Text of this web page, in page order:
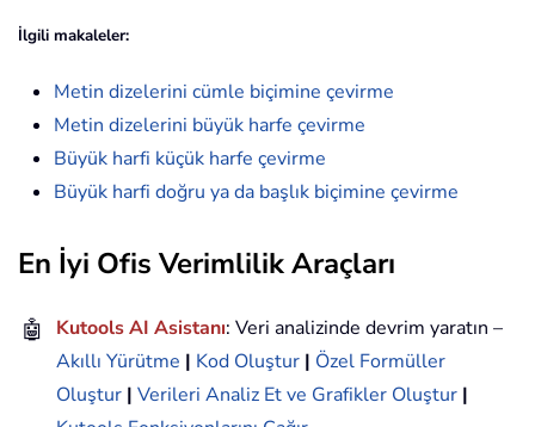
İlgili makaleler:
Metin dizelerini cümle biçimine çevirme
Metin dizelerini büyük harfe çevirme
Büyük harfi küçük harfe çevirme
Büyük harfi doğru ya da başlık biçimine çevirme
En İyi Ofis Verimlilik Araçları
🤖 Kutools AI Asistanı: Veri analizinde devrim yaratın –
Akıllı Yürütme | Kod Oluştur | Özel Formüller
Oluştur | Verileri Analiz Et ve Grafikler Oluştur |